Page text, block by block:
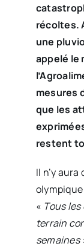
récoltes.
une
appelé le
mesures
que les
restent
Il n’y
« Tous
terrain
semaines